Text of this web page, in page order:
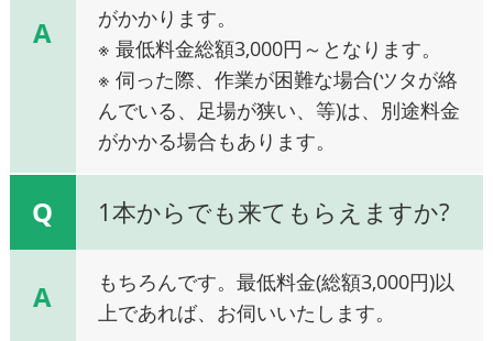
A
がかかります。
※ 最低料金総額3,000円～となります。
※ 伺った際、作業が困難な場合(ツタが絡
んでいる、足場が狭い、等)は、別途料金
がかかる場合もあります。
Q 1本からでも来てもらえますか?
A
もちろんです。最低料金(総額3,000円)以
上であれば、お伺いいたします。